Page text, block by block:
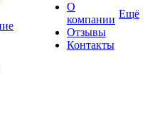
О
компании
Отзывы
Контакты
Ещё